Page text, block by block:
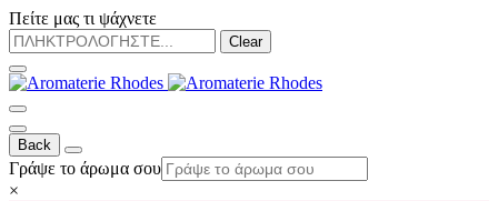
Πείτε μας τι ψάχνετε
Clear
Back
Γράψε το άρωμα σου
×